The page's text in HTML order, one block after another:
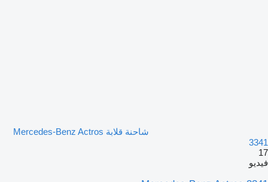
شاحنة قلابة Mercedes-Benz Actros
3341
17
فيديو